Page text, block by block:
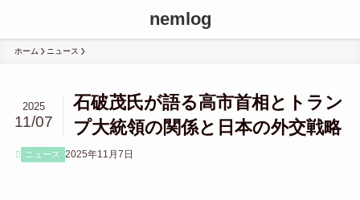
nemlog
ホーム ニュース
石破茂氏が語る高市首相とトラン
プ大統領の関係と日本の外交戦略
2025
11/07
ニュース 2025年11月7日